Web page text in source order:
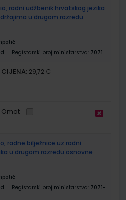
radni udžbenik hrvatskog jezika
u drugom razredu
Registarski broj ministarstva: 7071
CIJENA: 29,72 €
Omot
radne bilježnice uz radni
u drugom razredu osnovne
Registarski broj ministarstva: 7071-